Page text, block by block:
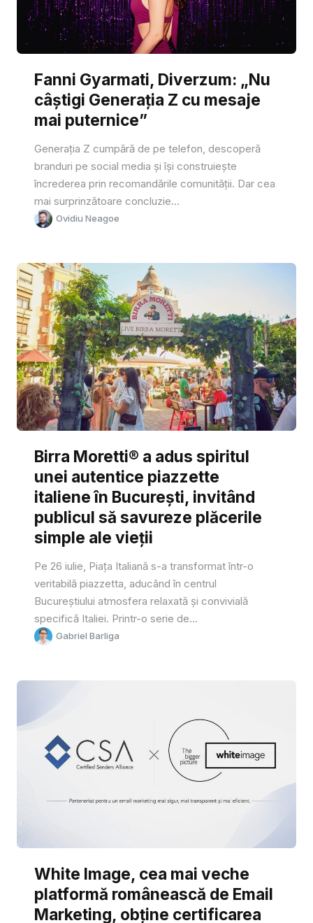
Fanni Gyarmati, Diverzum: „Nu
câștigi Generația Z cu mesaje
mai puternice”
Generația Z cumpără de pe telefon, descoperă
branduri pe social media și își construiește
încrederea prin recomandările comunității. Dar cea
mai surprinzătoare concluzie...
Ovidiu Neagoe
Birra Moretti® a adus spiritul
unei autentice piazzette
italiene în București, invitând
publicul să savureze plăcerile
simple ale vieții
Pe 26 iulie, Piața Italiană s-a transformat într-o
veritabilă piazzetta, aducând în centrul
Bucureștiului atmosfera relaxată și convivială
specifică Italiei. Printr-o serie de...
Gabriel Barliga
White Image, cea mai veche
platformă românească de Email
Marketing, obține certificarea